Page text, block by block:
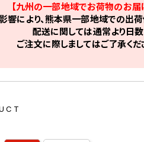
【九州の一部地域でお荷物のお届
により、熊本県一部地域での出
配送に関しては通常より日
ご注文に際しましてはご了承く